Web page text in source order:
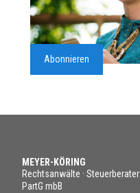
Abonnieren
MEYER-KÖRING
Rechtsanwälte · Steuerberater
PartG mbB